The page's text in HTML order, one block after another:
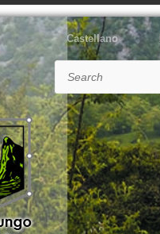
Castellano